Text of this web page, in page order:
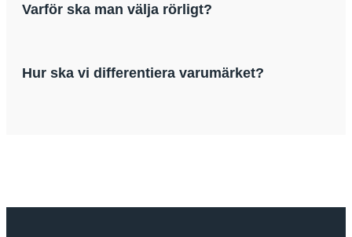
Varför ska man välja rörligt?
Hur ska vi differentiera varumärket?